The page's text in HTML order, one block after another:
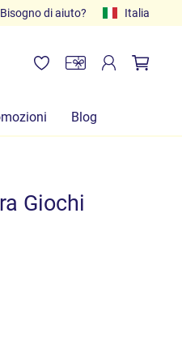
Bisogno di aiuto? Italia
Blog
Giochi